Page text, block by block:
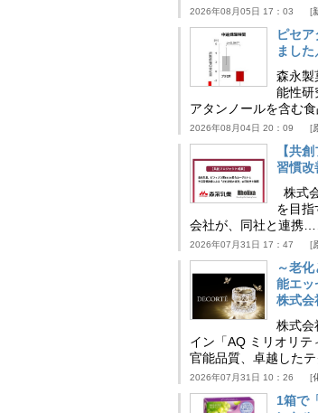
2026年08月05日 17：03
ピセ
まし
森永製
能性研
アタンノールを含む
2026年08月04日 20：09
【共
習慣
株式
を目
会社が、同社と連携
2026年07月31日 17：47
～老
能エ
株式会
株式会
イン「AQ ミリオリ
官能品質、卓越した
2026年07月31日 10：26
1箱で